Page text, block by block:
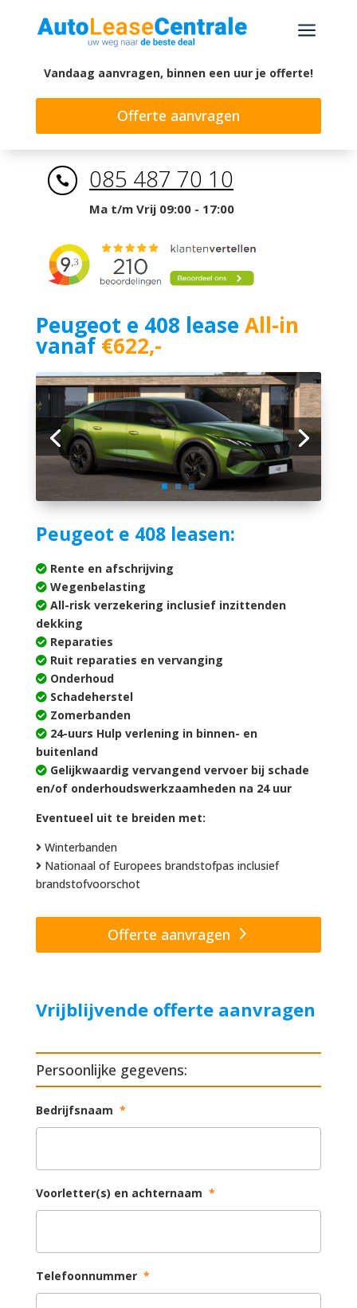
a
Vandaag aanvragen, binnen een uur je offerte!
Offerte aanvragen
 085 487 70 10
Ma t/m Vrij 09:00 - 17:00
Peugeot e 408 lease All-in
vanaf€622,-
Peugeot e 408 leasen:
Rente en afschrijving
Wegenbelasting
All-risk verzekering inclusief inzittenden
dekking
Reparaties
Ruit reparaties en vervanging
Onderhoud
Schadeherstel
Zomerbanden
24-uurs Hulp verlening in binnen- en
buitenland
Gelijkwaardig vervangend vervoer bij schade
en/of onderhoudswerkzaamheden na 24 uur
Eventueel uit te breiden met:
Winterbanden
Nationaal of Europees brandstofpas inclusief
brandstofvoorschot
Offerte aanvragen
Vrijblijvende offerte aanvragen
Persoonlijke gegevens:
Bedrijfsnaam *
Voorletter(s) en achternaam *
Telefoonnummer *